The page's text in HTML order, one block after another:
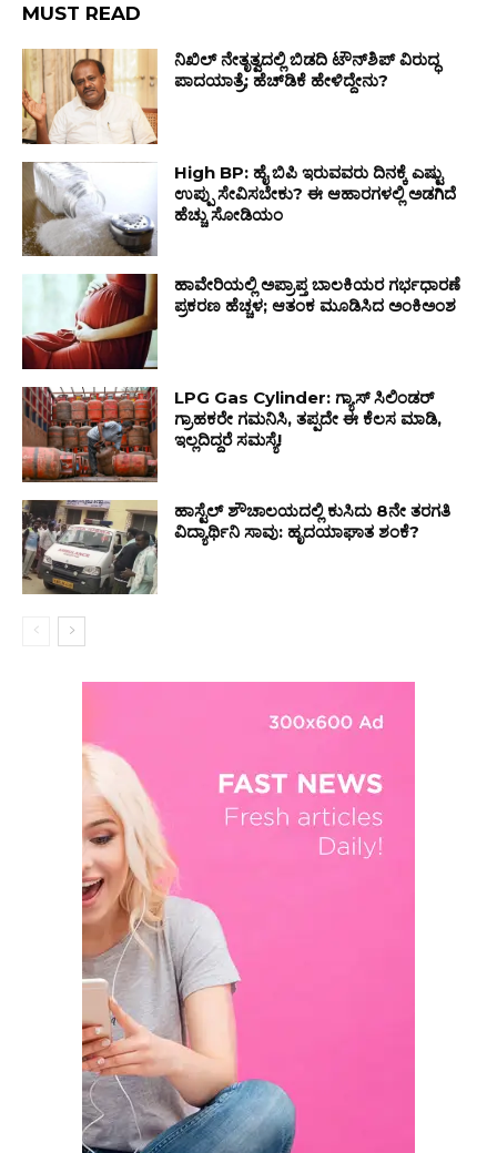
MUST READ
ನಿಖಿಲ್ ನೇತೃತ್ವದಲ್ಲಿ ಬಿಡದಿ ಟೌನ್‌ಶಿಪ್ ವಿರುದ್ಧ
ಪಾದಯಾತ್ರೆ; ಹೆಚ್‌ಡಿಕೆ ಹೇಳಿದ್ದೇನು?
High BP: ಹೈ ಬಿಪಿ ಇರುವವರು ದಿನಕ್ಕೆ ಎಷ್ಟು
ಉಪ್ಪು ಸೇವಿಸಬೇಕು? ಈ ಆಹಾರಗಳಲ್ಲಿ ಅಡಗಿದೆ
ಹೆಚ್ಚು ಸೋಡಿಯಂ
ಹಾವೇರಿಯಲ್ಲಿ ಅಪ್ರಾಪ್ತ ಬಾಲಕಿಯರ ಗರ್ಭಧಾರಣೆ
ಪ್ರಕರಣ ಹೆಚ್ಚಳ; ಆತಂಕ ಮೂಡಿಸಿದ ಅಂಕಿಅಂಶ
LPG Gas Cylinder: ಗ್ಯಾಸ್ ಸಿಲಿಂಡರ್
ಗ್ರಾಹಕರೇ ಗಮನಿಸಿ, ತಪ್ಪದೇ ಈ ಕೆಲಸ ಮಾಡಿ,
ಇಲ್ಲದಿದ್ದರೆ ಸಮಸ್ಯೆ!
ಹಾಸ್ಟೆಲ್ ಶೌಚಾಲಯದಲ್ಲಿ ಕುಸಿದು 8ನೇ ತರಗತಿ
ವಿದ್ಯಾರ್ಥಿನಿ ಸಾವು: ಹೃದಯಾಘಾತ ಶಂಕೆ?